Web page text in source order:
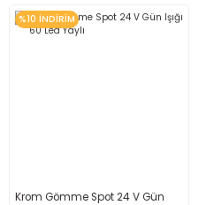
%10 İNDİRİM
Krom Gömme Spot 24 V Gün